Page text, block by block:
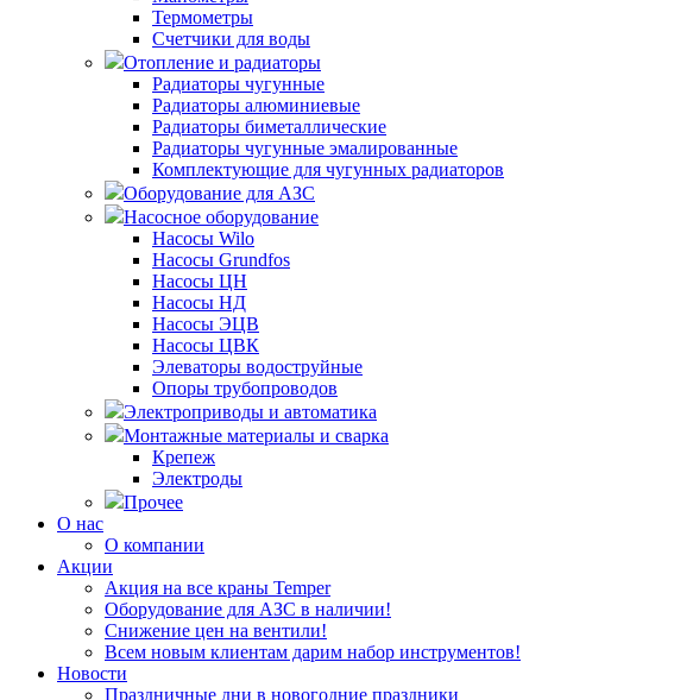
Термометры
Счетчики для воды
Отопление и радиаторы
Радиаторы чугунные
Радиаторы алюминиевые
Радиаторы биметаллические
Радиаторы чугунные эмалированные
Комплектующие для чугунных радиаторов
Оборудование для АЗС
Насосное оборудование
Насосы Wilo
Насосы Grundfos
Насосы ЦН
Насосы НД
Насосы ЭЦВ
Насосы ЦВК
Элеваторы водоструйные
Опоры трубопроводов
Электроприводы и автоматика
Монтажные материалы и сварка
Крепеж
Электроды
Прочее
О нас
О компании
Акции
Акция на все краны Temper
Оборудование для АЗС в наличии!
Снижение цен на вентили!
Всем новым клиентам дарим набор инструментов!
Новости
Праздничные дни в новогодние праздники